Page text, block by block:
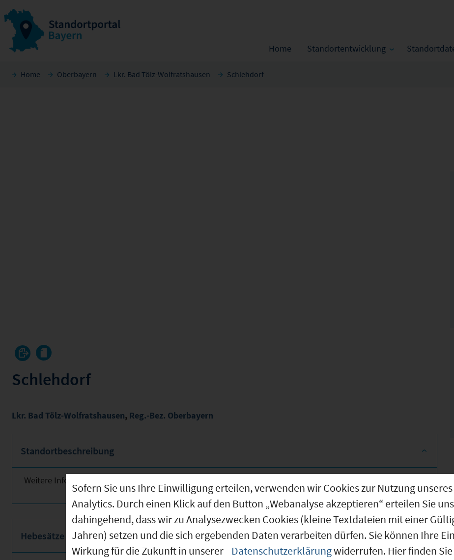
Home Standortentwicklung
Home Oberbayern Lkr. Bad Tölz-Wolfratshausen Schlehdorf
Schlehdorf
Lkr. Bad Tölz-Wolfratshausen, Reg.-Bez. Oberbayern
Standortbeschreibung
Weitere Informationen finden Sie nebenstehend!
Hebesätze
Sofern Sie uns Ihre Einwilligung erteilen, verwenden wir Cookies zur Nutzung
Analytics. Durch einen Klick auf den Button „Webanalyse akzeptieren“ erteilen Sie
dahingehend, dass wir zu Analysezwecken Cookies (kleine Textdateien mit einer
Jahren) setzen und die sich ergebenden Daten verarbeiten dürfen. Sie können Ihre
Wirkung für die Zukunft in unserer
Datenschutzerklärungwiderrufen. Hier finden